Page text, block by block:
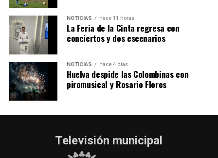
NOTICIAS hace 11 horas
La Feria de la Cinta regresa con
conciertos y dos escenarios
NOTICIAS hace 4 días
Huelva despide las Colombinas con
piromusical y Rosario Flores
Televisión municipal